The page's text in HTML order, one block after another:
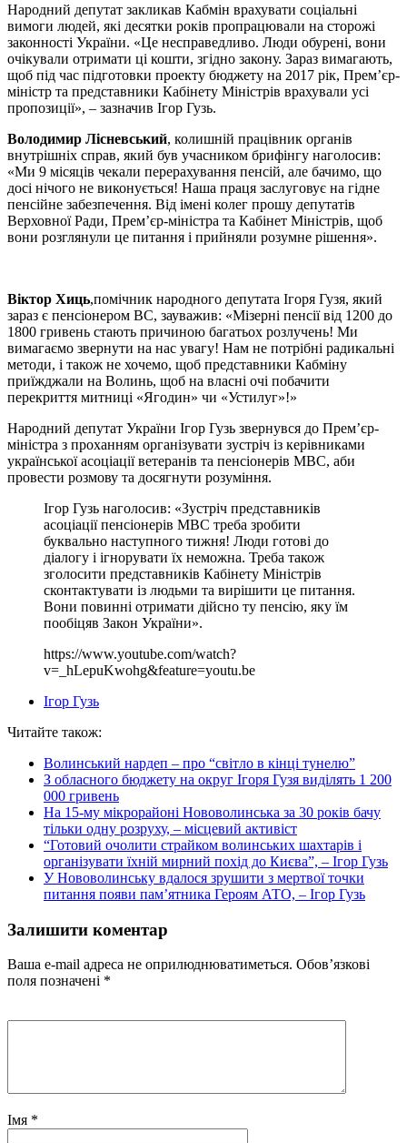
Народний депутат закликав Кабмін врахувати соціальні
вимоги людей, які десятки років пропрацювали на сторожі
законності України. «Це несправедливо. Люди обурені, вони
очікували отримати ці кошти, згідно закону. Зараз вимагають,
щоб під час підготовки проекту бюджету на 2017 рік, Прем’єр-
міністр та представники Кабінету Міністрів врахували усі
пропозиції», – зазначив Ігор Гузь.
Володимир Лісневський, колишній працівник органів
внутрішніх справ, який був учасником брифінгу наголосив:
«Ми 9 місяців чекали перерахування пенсій, але бачимо, що
досі нічого не виконується! Наша праця заслуговує на гідне
пенсійне забезпечення. Від імені колег прошу депутатів
Верховної Ради, Прем’єр-міністра та Кабінет Міністрів, щоб
вони розглянули це питання і прийняли розумне рішення».
Віктор Хиць,помічник народного депутата Ігоря Гузя, який
зараз є пенсіонером ВС, зауважив: «Мізерні пенсії від 1200 до
1800 гривень стають причиною багатьох розлучень! Ми
вимагаємо звернути на нас увагу! Нам не потрібні радикальні
методи, і також не хочемо, щоб представники Кабміну
приїжджали на Волинь, щоб на власні очі побачити
перекриття митниці «Ягодин» чи «Устилуг»!»
Народний депутат України Ігор Гузь звернувся до Прем’єр-
міністра з проханням організувати зустріч із керівниками
української асоціації ветеранів та пенсіонерів МВС, аби
провести розмову та досягнути розуміння.
Ігор Гузь наголосив: «Зустріч представників
асоціації пенсіонерів МВС треба зробити
буквально наступного тижня! Люди готові до
діалогу і ігнорувати їх неможна. Треба також
зголосити представників Кабінету Міністрів
сконтактувати із людьми та вирішити це питання.
Вони повинні отримати дійсно ту пенсію, яку їм
пообіцяв Закон України».
https://www.youtube.com/watch?
v=_hLepuKwohg&feature=youtu.be
Ігор Гузь
Читайте також:
Волинський нардеп – про “світло в кінці тунелю”
З обласного бюджету на округ Ігоря Гузя виділять 1 200
000 гривень
На 15-му мікрорайоні Нововолинська за 30 років бачу
тільки одну розруху, – місцевий активіст
“Готовий очолити страйком волинських шахтарів і
організувати їхній мирний похід до Києва”, – Ігор Гузь
У Нововолинську вдалося зрушити з мертвої точки
питання появи пам’ятника Героям АТО, – Ігор Гузь
Залишити коментар
Ваша e-mail адреса не оприлюднюватиметься. Обов’язкові
поля позначені *
Імя *